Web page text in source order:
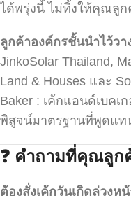
ได้พรุ่งนี้ ไม่ทิ้งให้คุณลูก
ลูกค้าองค์กรชั้นนำไว้วา
JinkoSolar Thailand,
Land & Houses และ
Baker : เค้กแอนด์เบคเ
พิสูจน์มาตรฐานที่พูดแท
❓ คำถามที่คุณลูก
ต้องสั่งเค้กวันเกิดล่วงห